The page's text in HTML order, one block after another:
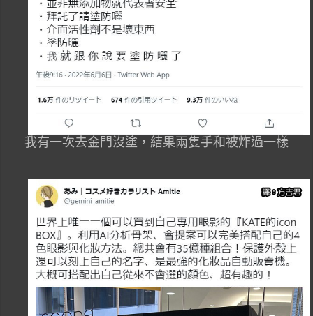
我有一次去金門沒塗，結果兩隻手和被炸過一樣